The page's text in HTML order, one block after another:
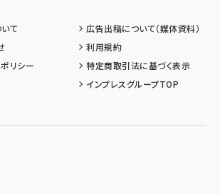
て
広告出稿について（媒体資料）
利用規約
リシー
特定商取引法に基づく表示
インプレスグループTOP